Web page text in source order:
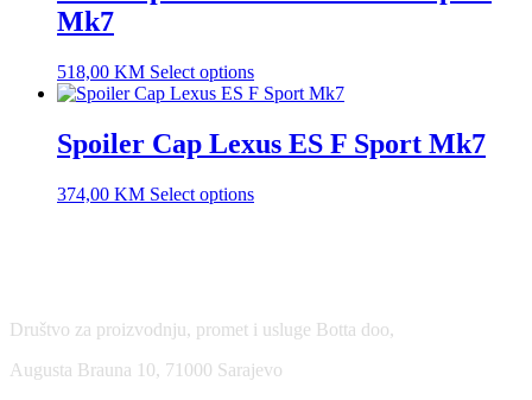
Mk7
518,00 KM Select options
Spoiler Cap Lexus ES F Sport Mk7
374,00 KM Select options
Društvo za proizvodnju, promet i usluge Botta doo,
Augusta Brauna 10, 71000 Sarajevo